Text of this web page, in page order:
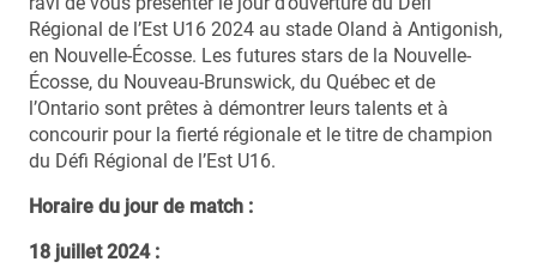
Régional de l’Est U16 2024 au stade Oland à Antigonish,
en Nouvelle-Écosse. Les futures stars de la Nouvelle-
Écosse, du Nouveau-Brunswick, du Québec et de
l’Ontario sont prêtes à démontrer leurs talents et à
concourir pour la fierté régionale et le titre de champion
du Défi Régional de l’Est U16.
Horaire du jour de match :
18 juillet 2024 :